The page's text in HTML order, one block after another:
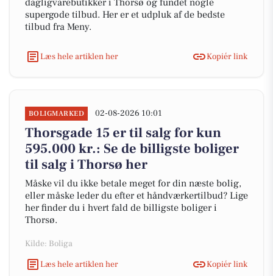
dagligvarebutikker i Thorsø og fundet nogle
supergode tilbud. Her er et udpluk af de bedste
tilbud fra Meny.
Læs hele artiklen her Kopiér link
BOLIGMARKED 02-08-2026 10:01
Thorsgade 15 er til salg for kun
595.000 kr.: Se de billigste boliger
til salg i Thorsø her
Måske vil du ikke betale meget for din næste bolig,
eller måske leder du efter et håndværkertilbud? Lige
her finder du i hvert fald de billigste boliger i
Thorsø.
Kilde: Boliga
Læs hele artiklen her
Kopiér link